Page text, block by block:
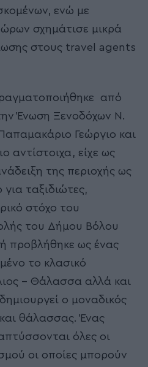
ενώ με
σχημάτισε μικρά
στους travel agents
από
Ένωση Ξενοδόχων Ν.
Γεώργιο και
αντίστοιχα, είχε ως
της περιοχής ως
ταξιδιώτες,
στόχο του
του Δήμου Βόλου
προβλήθηκε ως ένας
το κλασικό
– Θάλασσα αλλά και
ο μοναδικός
θάλασσας. Ένας
όλες οι
οι οποίες μπορούν